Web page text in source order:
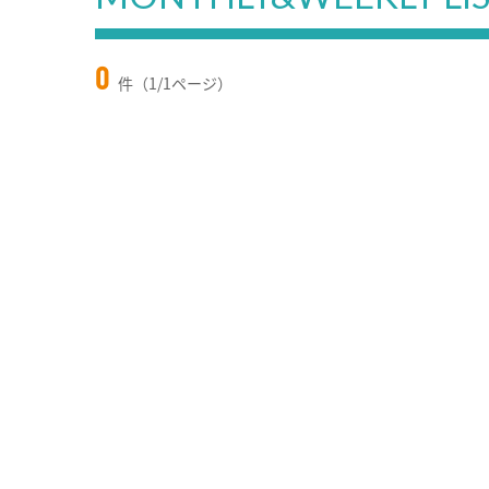
0 件（1/1ページ）